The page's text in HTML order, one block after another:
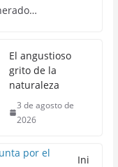
El angustioso
grito de la
naturaleza
3 de agosto de
2026
Ini